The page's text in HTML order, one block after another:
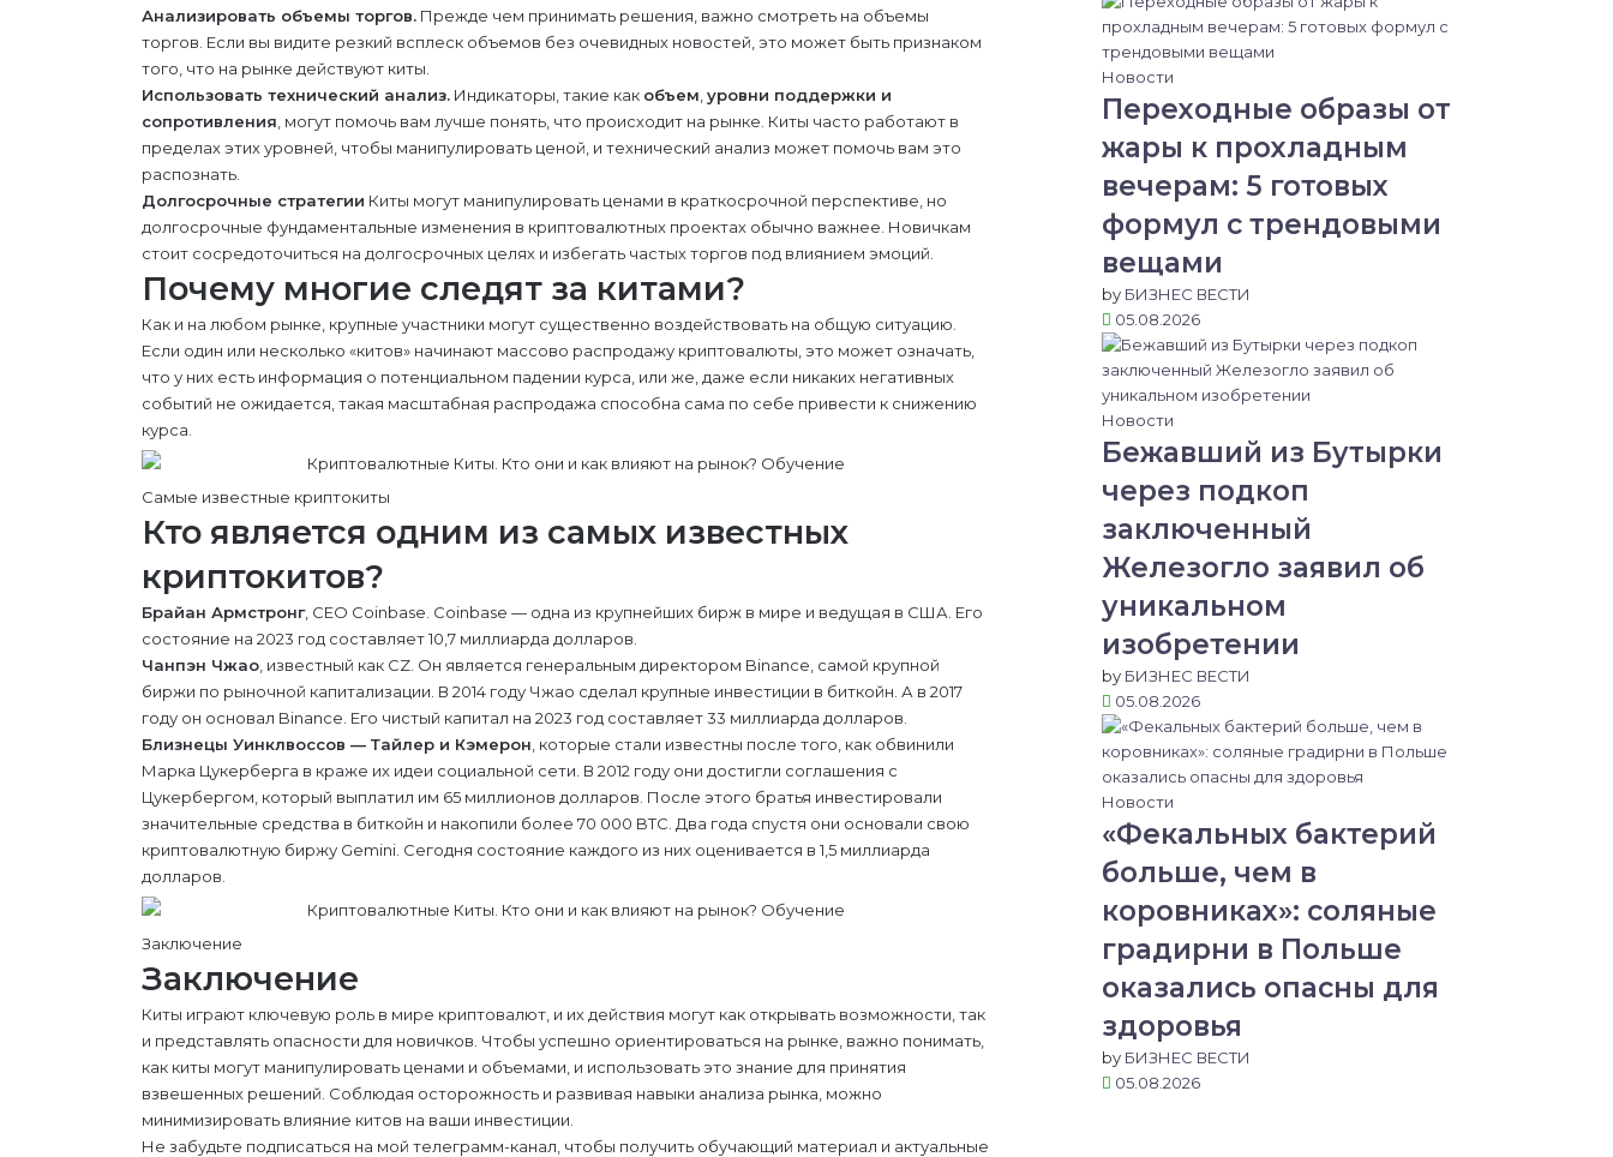
Анализировать объемы торгов. Прежде чем принимать решения, важно смотреть на объемы
торгов. Если вы видите резкий всплеск объемов без очевидных новостей, это может быть признаком
того, что на рынке действуют киты.
Использовать технический анализ. Индикаторы, такие как объем уровни поддержки и
сопротивления , могут помочь вам лучше понять, что происходит на рынке. Киты часто работают в
пределах этих уровней, чтобы манипулировать ценой, и технический анализ может помочь вам это
распознать.
Долгосрочные стратегии Киты могут манипулировать ценами в краткосрочной перспективе, но
долгосрочные фундаментальные изменения в криптовалютных проектах обычно важнее. Новичкам
стоит сосредоточиться на долгосрочных целях и избегать частых торгов под влиянием эмоций.
Почему многие следят за китами?
Как и на любом рынке, крупные участники могут существенно воздействовать на общую ситуацию.
Если один или несколько «китов» начинают массово распродажу криптовалюты, это может означать,
что у них есть информация о потенциальном падении курса, или же, даже если никаких негативных
событий не ожидается, такая масштабная распродажа способна сама по себе привести к снижению
курса.
Самые известные криптокиты
Кто является одним из самых известных
криптокитов?
Брайан Армстронг, CEO Coinbase. Coinbase — одна из крупнейших бирж в мире и ведущая в США. Его
состояние на 2023 год составляет 10,7 миллиарда долларов.
Чанпэн Чжао , известный как CZ. Он является генеральным директором Binance, самой крупной
биржи по рыночной капитализации. В 2014 году Чжао сделал крупные инвестиции в биткойн. А в 2017
году он основал Binance. Его чистый капитал на 2023 год составляет 33 миллиарда долларов.
Близнецы Уинклвоссов — Тайлер и Кэмерон , которые стали известны после того, как обвинили
Марка Цукерберга в краже их идеи социальной сети. В 2012 году они достигли соглашения с
Цукербергом, который выплатил им 65 миллионов долларов. После этого братья инвестировали
значительные средства в биткойн и накопили более 70 000 BTC. Два года спустя они основали свою
криптовалютную биржу Gemini. Сегодня состояние каждого из них оценивается в 1,5 миллиарда
долларов.
Заключение
Заключение
Киты играют ключевую роль в мире криптовалют, и их действия могут как открывать возможности, так
и представлять опасности для новичков. Чтобы успешно ориентироваться на рынке, важно понимать,
как киты могут манипулировать ценами и объемами, и использовать это знание для принятия
взвешенных решений. Соблюдая осторожность и развивая навыки анализа рынка, можно
минимизировать влияние китов на ваши инвестиции.
Не забудьте подписаться на мой телеграмм-канал, чтобы получить обучающий материал и актуальные
Новости
Переходные образы от
жары к прохладным
вечерам: 5 готовых
формул с трендовыми
вещами
by БИЗНЕС ВЕСТИ
05.08.2026
Новости
Бежавший из Бутырки
через подкоп
заключенный
Железогло заявил об
уникальном
изобретении
by БИЗНЕС ВЕСТИ
05.08.2026
Новости
«Фекальных бактерий
больше, чем в
коровниках»: соляные
градирни в Польше
оказались опасны для
здоровья
by БИЗНЕС ВЕСТИ
05.08.2026